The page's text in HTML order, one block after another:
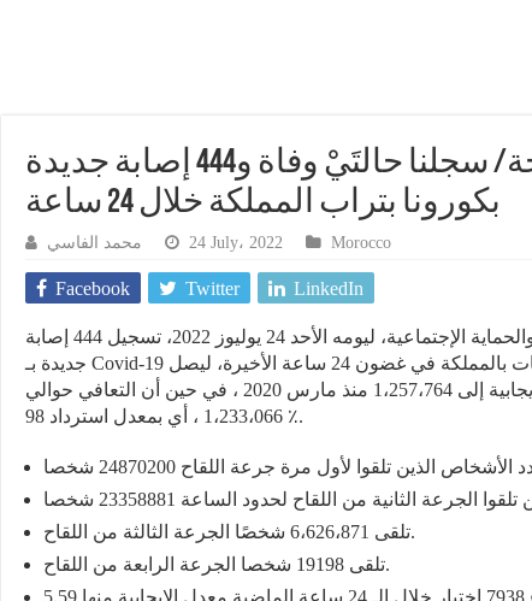
وزارة الصحة/ سجلنا حالتَيْ وفاة و444 إصابة جديدة
بكورونا بتراب المملكة خلال 24 ساعة
محمد الفاسي 24 July، 2022 Morocco
Facebook Twitter LinkedIn
ذكرت نشرة وزارة الصحة والحماية الإجتماعية، ليومه الأحد 24 يوليوز 2022، تسجيل 444 إصابة
جديدة بـ Covid-19 و 1598 حالة تعافي وحالتَيْ وفيات بالمملكة في غضون 24 ساعة الأخيرة، ليصل
العدد الإجمالي للحالات الإيجابية إلى 1،257،764 منذ مارس 2020 ، في حين أن التعافي حوالي
1،233،066 ، أي بمعدل استرداد 98 ٪.
تلقى 6،626،871 شخصًا الجرعة الثالثة من اللقاح.
تلقى 19198 شخصا الجرعة الرابعة من اللقاح.